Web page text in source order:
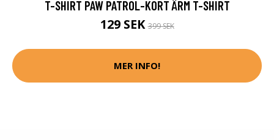
T-SHIRT PAW PATROL-KORT ÄRM T-SHIRT
129 SEK399 SEK
MER INFO!